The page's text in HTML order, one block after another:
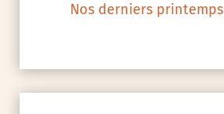
Nos derniers printemps